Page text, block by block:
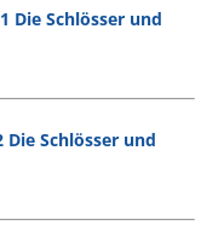
Die Schlösser und
Die Schlösser und